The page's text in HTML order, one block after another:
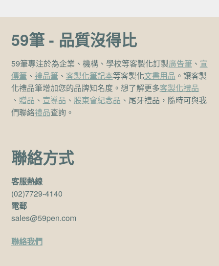
59筆 - 品質沒得比
59筆專注於為企業、機構、學校等客製化訂製廣告筆、 宣
傳筆、 禮品筆、 客製化筆記本等客製化文書用品 。讓客製
化禮品筆增加您的品牌知名度。想了解更多客製化禮品
、 贈品 、 宣導品 、 股東會紀念品 、尾牙禮品，隨時可與我
們聯絡禮品查詢。
聯絡方式
客服熱線
(02)7729-4140
電郵
sales@59pen.com
聯絡我們